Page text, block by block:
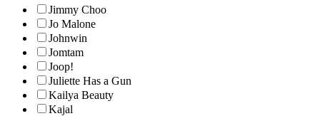
Jimmy Choo
Jo Malone
Johnwin
Jomtam
Joop!
Juliette Has a Gun
Kailya Beauty
Kajal